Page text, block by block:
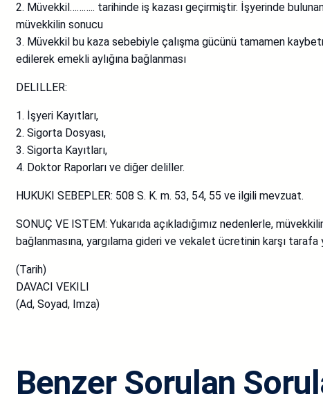
2. Müvekkil……….. tarihinde iş kazası geçirmiştir. İşyerinde
müvekkilin sonucu
3. Müvekkil bu kaza sebebiyle çalışma gücünü tamamen
edilerek emekli aylığına bağlanması
DELILLER:
1. İşyeri Kayıtları,
2. Sigorta Dosyası,
3. Sigorta Kayıtları,
4. Doktor Raporları ve diğer deliller.
HUKUKI SEBEPLER: 508 S. K. m. 53, 54, 55 ve ilgili mevzuat.
SONUÇ VE ISTEM: Yukarıda açıkladığımız nedenlerle,
bağlanmasına, yargılama gideri ve vekalet ücretinin karşı
(Tarih)
DAVACI VEKILI
(Ad, Soyad, Imza)
Benzer Sorulan